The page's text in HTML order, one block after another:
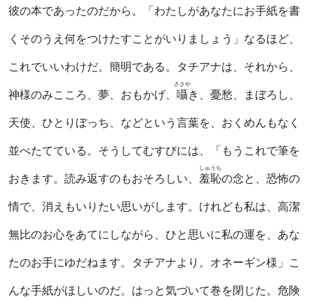
彼の本であったのだから。「わたしがあなたにお手紙を書
くそのうえ何をつけたすことがいりましょう」なるほど、
これでいいわけだ。簡明である。タチアナは、それから、
神様のみこころ、夢、おもかげ、 囁
ささや
き、憂愁、まぼろし、
天使、ひとりぼっち、などという言葉を、おくめんもなく
並べたてている。そうしてむすびには、「もうこれで筆を
おきます。読み返すのもおそろしい、 羞恥
しゅうち
の念と、恐怖の
情で、消えもいりたい思いがします。けれども私は、高潔
無比のお心をあてにしながら、ひと思いに私の運を、あな
たのお手にゆだねます。タチアナより。オネーギン様」こ
んな手紙がほしいのだ。はっと気づいて巻を閉じた。危険